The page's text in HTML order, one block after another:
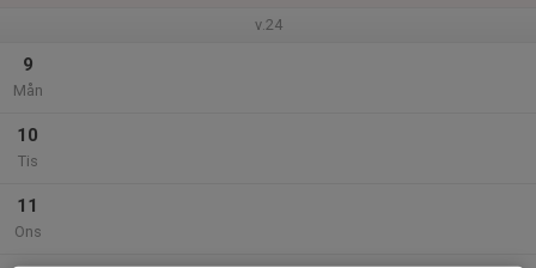
v.24
9
Mån
10
Tis
11
Ons